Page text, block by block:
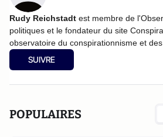
Rudy Reichstadt est membre de
politiques et le fondateur du site
observatoire du conspirationnisme et
SUIVRE
POPULAIRES